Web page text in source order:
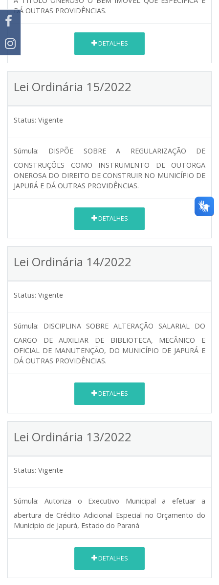
DÁ OUTRAS PROVIDÊNCIAS.
DETALHES
Lei Ordinária 15/2022
Status: Vigente
Súmula:
DISPÕE SOBRE A REGULARIZAÇÃO DE
CONSTRUÇÕES COMO INSTRUMENTO DE OUTORGA
ONEROSA DO DIREITO DE CONSTRUIR NO MUNICÍPIO DE
JAPURÁ E DÁ OUTRAS PROVIDÊNCIAS.
DETALHES
Lei Ordinária 14/2022
Status: Vigente
Súmula:
DISCIPLINA SOBRE ALTERAÇÃO SALARIAL DO
CARGO DE AUXILIAR DE BIBLIOTECA, MECÂNICO E
OFICIAL DE MANUTENÇÃO, DO MUNICÍPIO DE JAPURÁ E
DÁ OUTRAS PROVIDÊNCIAS.
DETALHES
Lei Ordinária 13/2022
Status: Vigente
Súmula:
Autoriza o Executivo Municipal a efetuar a
abertura de Crédito Adicional Especial no Orçamento do
Município de Japurá, Estado do Paraná
DETALHES